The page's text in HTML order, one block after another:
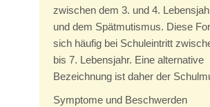
zwischen dem 3. und 4.
und dem Spätmutismus. Diese
sich häufig bei Schuleintritt
bis 7. Lebensjahr. Eine alternative
Bezeichnung ist daher der
Symptome und Beschwerden